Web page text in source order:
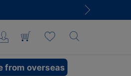
from overseas